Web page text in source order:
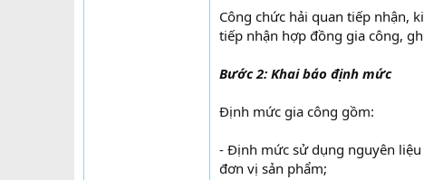
Công chức hải quan tiếp nhận,
tiếp nhận hợp đồng gia công,
Bước 2: Khai báo định mức
Định mức gia công gồm:
- Định mức sử dụng nguyên
đơn vị sản phẩm;